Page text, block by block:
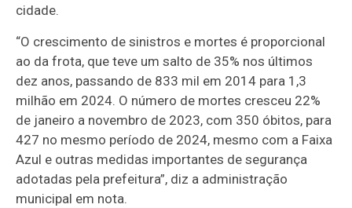
cidade.
“O crescimento de sinistros e mortes é proporcional
ao da frota, que teve um salto de 35% nos últimos
dez anos, passando de 833 mil em 2014 para 1,3
milhão em 2024. O número de mortes cresceu 22%
de janeiro a novembro de 2023, com 350 óbitos, para
427 no mesmo período de 2024, mesmo com a Faixa
Azul e outras medidas importantes de segurança
adotadas pela prefeitura”, diz a administração
municipal em nota.